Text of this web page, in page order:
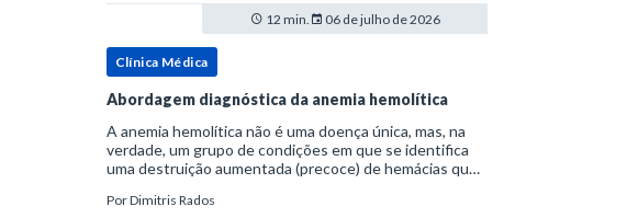
12 min. 06 de julho de 2026
Clínica Médica
Abordagem diagnóstica da anemia hemolítica
A anemia hemolítica não é uma doença única, mas, na
verdade, um grupo de condições em que se identifica
uma destruição aumentada (precoce) de hemácias que
óssea.Como a vida média normal da hemácia é de apro
PorDimitris Rados